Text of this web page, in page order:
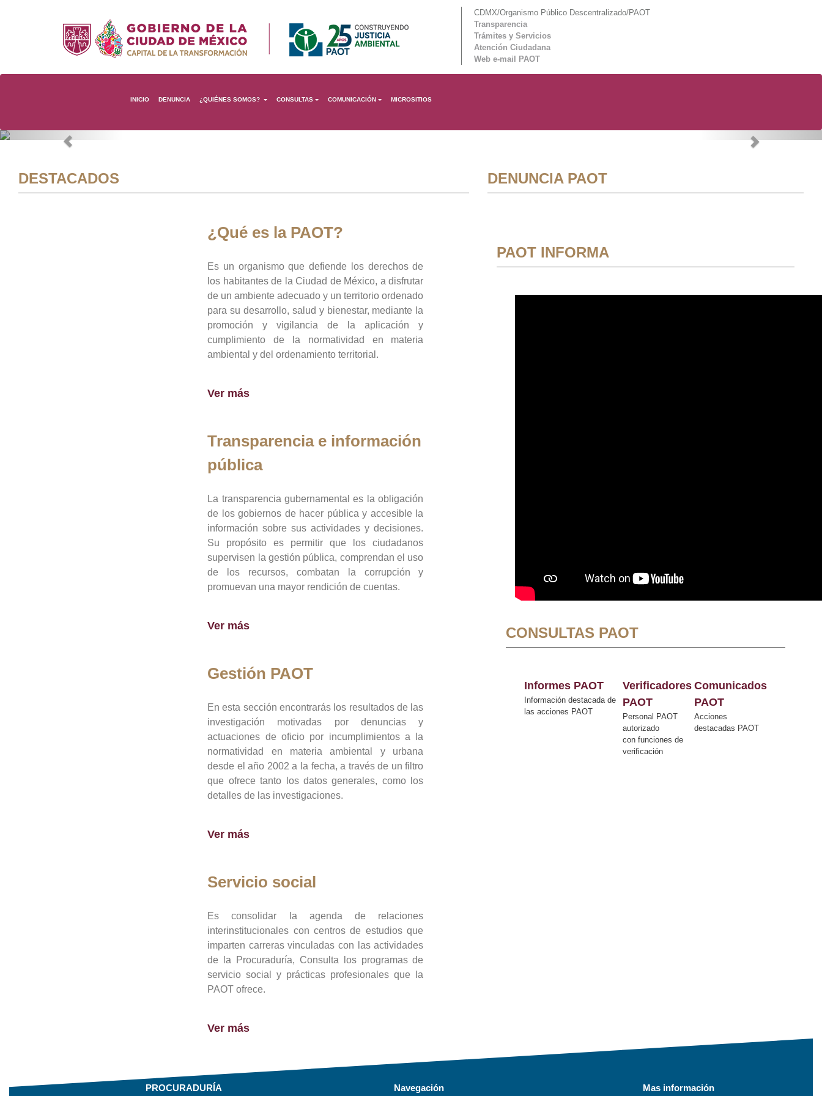
CDMX/Organismo Público Descentralizado/PAOT
Transparencia
Trámites y Servicios
Atención Ciudadana
Web e-mail PAOT
INICIO DENUNCIA ¿QUIÉNES SOMOS? CONSULTAS COMUNICACIÓN MICROSITIOS
Previous Next
DESTACADOS
¿Qué es la PAOT?
Es un organismo que defiende los derechos de
los habitantes de la Ciudad de México, a disfrutar
de un ambiente adecuado y un territorio ordenado
para su desarrollo, salud y bienestar, mediante la
promoción y vigilancia de la aplicación y
cumplimiento de la normatividad en materia
ambiental y del ordenamiento territorial.
Ver más
Transparencia e información
pública
La transparencia gubernamental es la obligación
de los gobiernos de hacer pública y accesible la
información sobre sus actividades y decisiones.
Su propósito es permitir que los ciudadanos
supervisen la gestión pública, comprendan el uso
de los recursos, combatan la corrupción y
promuevan una mayor rendición de cuentas.
Ver más
Gestión PAOT
En esta sección encontrarás los resultados de las
investigación motivadas por denuncias y
actuaciones de oficio por incumplimientos a la
normatividad en materia ambiental y urbana
desde el año 2002 a la fecha, a través de un filtro
que ofrece tanto los datos generales, como los
detalles de las investigaciones.
Ver más
Servicio social
Es consolidar la agenda de relaciones
interinstitucionales con centros de estudios que
imparten carreras vinculadas con las actividades
de la Procuraduría, Consulta los programas de
servicio social y prácticas profesionales que la
PAOT ofrece.
Ver más
DENUNCIA PAOT
PAOT INFORMA
CONSULTAS PAOT
Informes PAOT
Información destacada de
las acciones PAOT
Verificadores
PAOT
Personal PAOT
autorizado
con funciones de
verificación
Comunicados
PAOT
Acciones
destacadas PAOT
PROCURADURÍA Navegación Mas información